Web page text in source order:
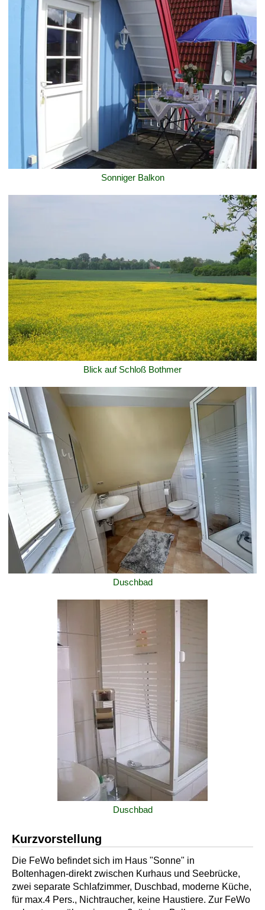
Sonniger Balkon
Blick auf Schloß Bothmer
Duschbad
Duschbad
Kurzvorstellung
Die FeWo befindet sich im Haus "Sonne" in
Boltenhagen-direkt zwischen Kurhaus und Seebrücke,
zwei separate Schlafzimmer, Duschbad, moderne Küche,
für max.4 Pers., Nichtraucher, keine Haustiere. Zur FeWo